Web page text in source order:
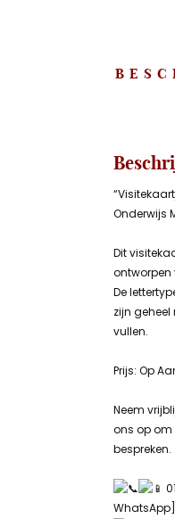
Onderwijs
Dit
ontworpen
De
zijn
vullen.
Prijs: Op
Neem
ons op om
bespreken.
WhatsApp]